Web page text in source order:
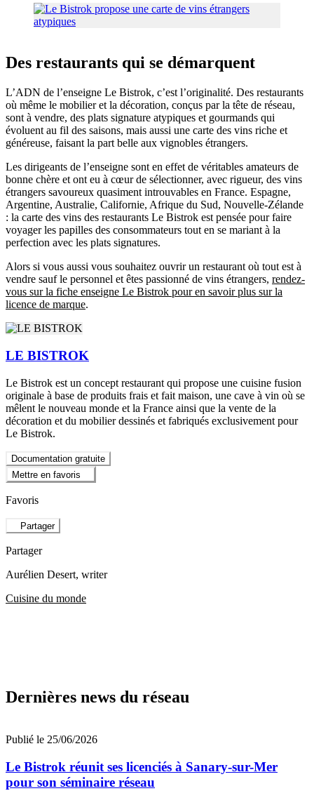
Des restaurants qui se démarquent
L’ADN de l’enseigne Le Bistrok, c’est l’originalité. Des restaurants
où même le mobilier et la décoration, conçus par la tête de réseau,
sont à vendre, des plats signature atypiques et gourmands qui
évoluent au fil des saisons, mais aussi une carte des vins riche et
généreuse, faisant la part belle aux vignobles étrangers.
Les dirigeants de l’enseigne sont en effet de véritables amateurs de
bonne chère et ont eu à cœur de sélectionner, avec rigueur, des vins
étrangers savoureux quasiment introuvables en France. Espagne,
Argentine, Australie, Californie, Afrique du Sud, Nouvelle-Zélande
: la carte des vins des restaurants Le Bistrok est pensée pour faire
voyager les papilles des consommateurs tout en se mariant à la
perfection avec les plats signatures.
Alors si vous aussi vous souhaitez ouvrir un restaurant où tout est à
vendre sauf le personnel et êtes passionné de vins étrangers, rendez-
vous sur la fiche enseigne Le Bistrok pour en savoir plus sur la
licence de marque.
LE BISTROK
Le Bistrok est un concept restaurant qui propose une cuisine fusion
originale à base de produits frais et fait maison, une cave à vin où se
mêlent le nouveau monde et la France ainsi que la vente de la
décoration et du mobilier dessinés et fabriqués exclusivement pour
Le Bistrok.
Documentation gratuite
Mettre en favoris
Favoris
Partager
Partager
Aurélien Desert, writer
Cuisine du monde
Dernières news du réseau
Publié le 25/06/2026
Le Bistrok réunit ses licenciés à Sanary-sur-Mer
pour son séminaire réseau